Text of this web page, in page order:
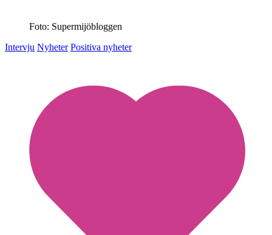
Foto: Supermijöbloggen
Intervju Nyheter Positiva nyheter